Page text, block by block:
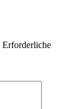
Erforderliche